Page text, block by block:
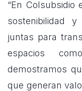
“En Colsubsidio
sostenibilidad
juntas para
espacios
demostramos
que generan